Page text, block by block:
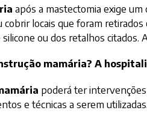
após a mastectomia exige
cobrir locais que foram
ou dos retalhos citados.
mamária? A
poderá ter
e técnicas a serem